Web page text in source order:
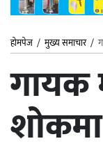
होमपेज /मुख्य समाचार/
गायक
शोकमा